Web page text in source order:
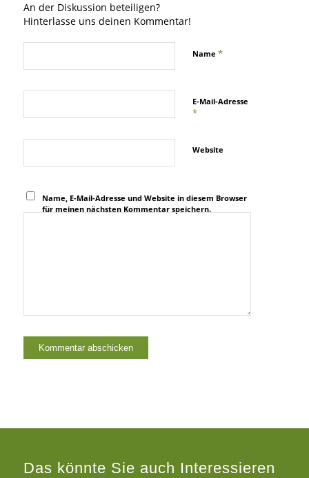
An der Diskussion beteiligen?
Hinterlasse uns deinen Kommentar!
Name *
E-Mail-Adresse
*
Website
Name, E-Mail-Adresse und Website in diesem Browser
für meinen nächsten Kommentar speichern.
Das könnte Sie auch Interessieren